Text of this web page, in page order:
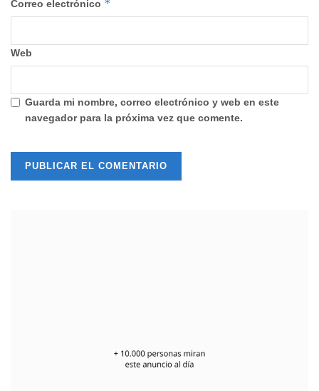
Correo electrónico *
Web
Guarda mi nombre, correo electrónico y web en este
navegador para la próxima vez que comente.